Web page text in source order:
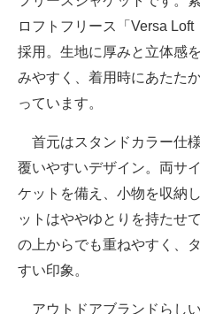
ロフトフリース「Versa
採用。生地に厚みと立体感
みやすく、着用時にあたた
っています。
首元はスタンドカラー仕
覆いやすいデザイン。両サ
ケットを備え、小物を収納
ットはややゆとりを持たせ
の上からでも重ねやすく、
すい印象。
アウトドアブランドらし